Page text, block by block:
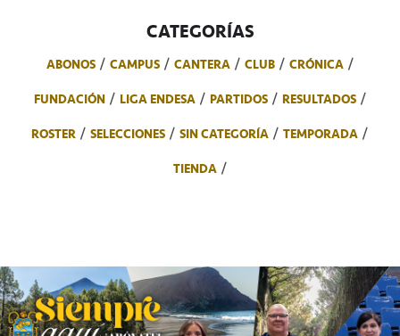
CATEGORÍAS
ABONOS CAMPUS CANTERA CLUB
CRÓNICA
FUNDACIÓN
LIGA ENDESA PARTIDOS
RESULTADOS
ROSTER
SELECCIONES SIN CATEGORÍA
TEMPORADA
TIENDA